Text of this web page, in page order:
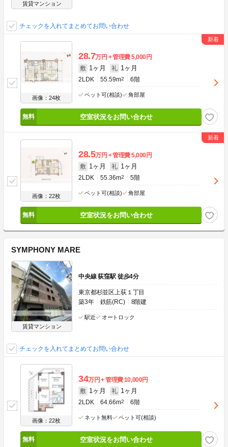
賃貸マンション
チェックを入れてまとめてお問い合わせ
画像：24枚
28.7万円 管理費5,000円
敷 1ヶ月 礼 1ヶ月
2LDK 55.59m2 6階
ペット可(相談) 角部屋
空室状況をお問い合わせ
画像：22枚
28.5万円 管理費5,000円
敷 1ヶ月 礼 1ヶ月
2LDK 55.36m2 5階
ペット可(相談) 角部屋
空室状況をお問い合わせ
SYMPHONY MARE
賃貸マンション
中央線 荻窪駅 徒歩4分
東京都杉並区上荻１丁目
築3年
鉄筋(RC) 8階建
駅近 オートロック
チェックを入れてまとめてお問い合わせ
画像：22枚
34万円 管理費10,000円
敷 1ヶ月 礼 1ヶ月
2LDK 64.66m2 6階
ネット無料 ペット可(相談)
空室状況をお問い合わせ